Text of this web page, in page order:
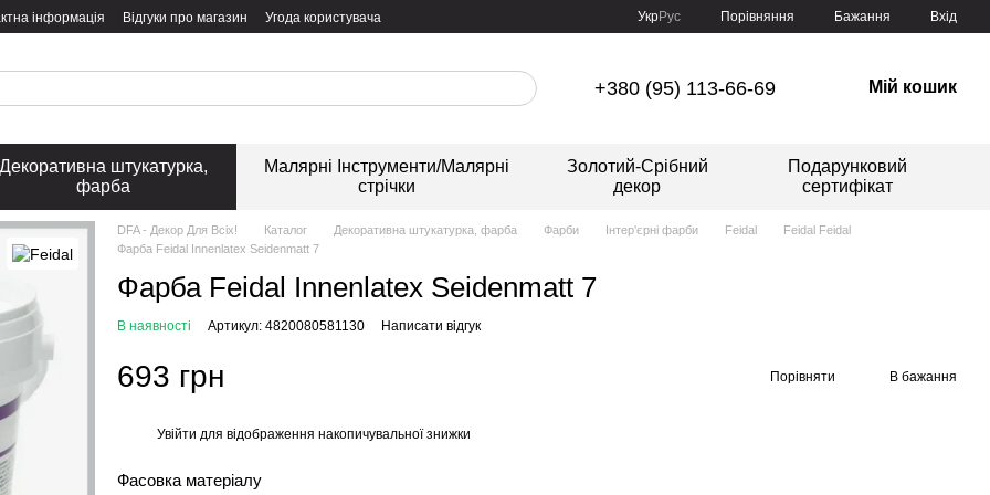
інформація Відгуки про магазин Угода користувача УкрРус Порівняння Бажання Вхід
+380 (95) 113-66-69 Мій кошик
Декоративна штукатурка,
фарба
Малярні Інструменти/Малярні
стрічки
Золотий-Срібний
декор
Подарунковий
сертифікат
DFA - Декор Для Всіх! Каталог Декоративна штукатурка, фарба Фарби Інтер'єрні фарби Feidal
Feidal Feidal
Фарба Feidal Innenlatex Seidenmatt 7
Фарба Feidal Innenlatex Seidenmatt 7
В наявності Артикул: 4820080581130 Написати відгук
693 грн Порівняти В бажання
Увійти для відображення накопичувальної знижки
Фасовка матеріалу